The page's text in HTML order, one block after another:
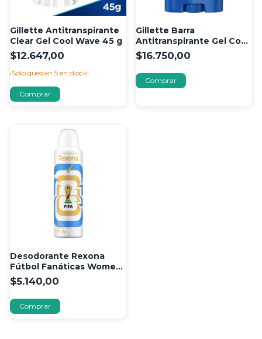
Gillette Antitranspirante
Clear Gel Cool Wave 45 g
$12.647,00
¡Solo quedan 5 en stock!
Gillette Barra
Antitranspirante Gel Cool
Wave 82 g
$16.750,00
Desodorante Rexona
Fútbol Fanáticas Women
150 Ml
$5.140,00